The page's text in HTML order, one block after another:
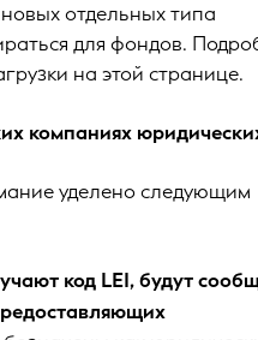
отдельных типа
для фондов.
на этой странице.
компаниях
уделено следующим
код LEI, будут